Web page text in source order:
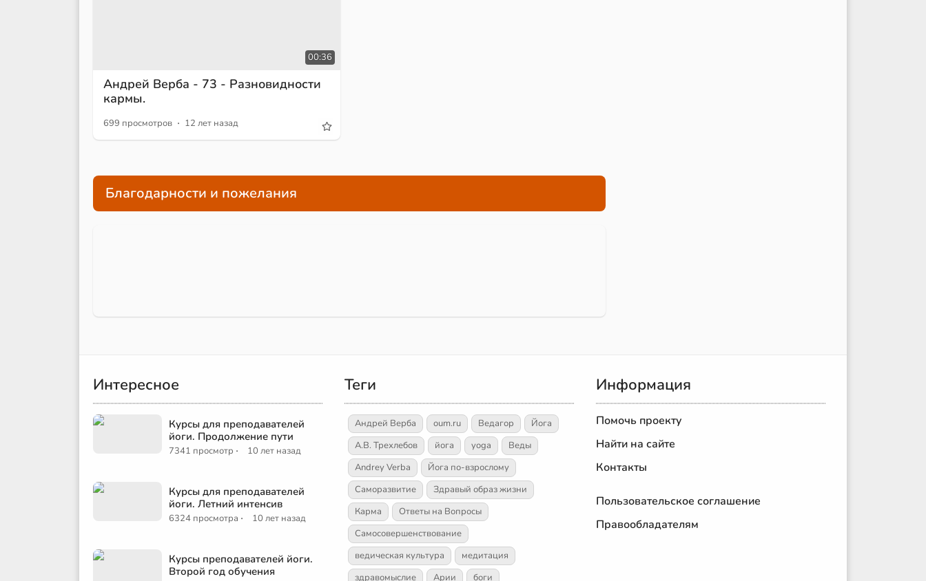
00:36
Андрей Верба - 73 - Разновидности
кармы.
699 просмотров · 12 лет назад
Благодарности и пожелания
Интересное
Курсы для преподавателей
йоги. Продолжение пути
7341 просмотр · 10 лет назад
Курсы для преподавателей
йоги. Летний интенсив
6324 просмотра · 10 лет назад
Курсы преподавателей йоги.
Второй год обучения
Теги
Андрей Верба oum.ru Ведагор
Йога
А.В. Трехлебов
йога yoga
Веды
Andrey Verba
Йога по-взрослому
Саморазвитие
Здравый образ жизни
Карма
Ответы на Вопросы
Самосовершенствование
ведическая культура
медитация
здравомыслие
Арии боги
Информация
Помочь проекту
Найти на сайте
Контакты
Пользовательское соглашение
Правообладателям